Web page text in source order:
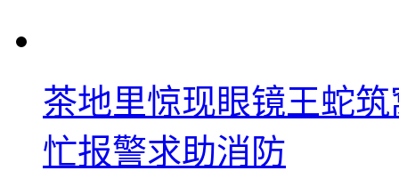
茶地里惊现眼镜王蛇
忙报警求助消防